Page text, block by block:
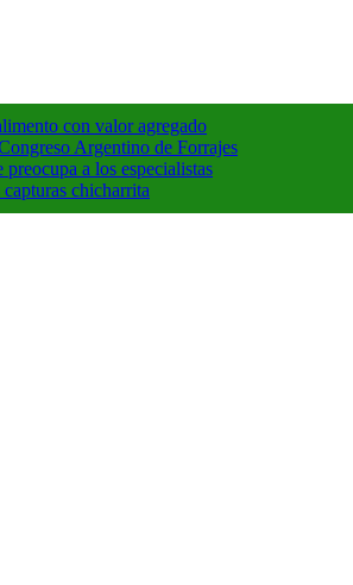
con valor agregado
Argentino de Forrajes
a los especialistas
chicharrita